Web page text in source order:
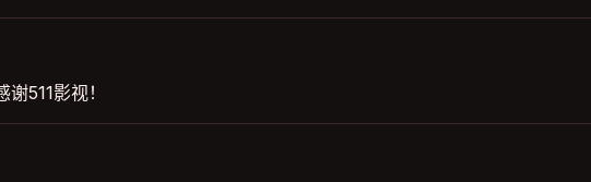
511影视！